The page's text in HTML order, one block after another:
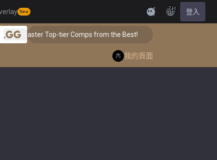
New Feedback
ZH 登入
.gg
Top-tier Comps from the Best!
我的頁面